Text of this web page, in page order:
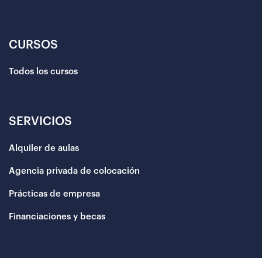
CURSOS
Todos los cursos
SERVICIOS
Alquiler de aulas
Agencia privada de colocación
Prácticas de empresa
Financiaciones y becas